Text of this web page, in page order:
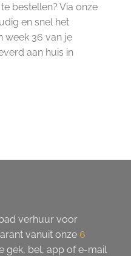
bestellen? Via onze
en snel het
week 36 van je
aan huis in
verhuur voor
vanuit onze 6
gek, bel, app of e-mail